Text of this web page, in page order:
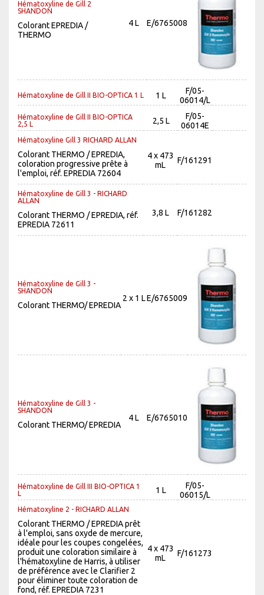
Hématoxyline de Gill 2
SHANDON
Colorant EPREDIA /
THERMO
4 L E/6765008
Hématoxyline de Gill II BIO-OPTICA 1 L 1 L
F/05-
06014/L
Hématoxyline de Gill II BIO-OPTICA
2,5 L
2,5 L
F/05-
06014E
Hématoxyline Gill 3 RICHARD ALLAN
Colorant THERMO / EPREDIA,
coloration progressive prête à
l'emploi, réf. EPREDIA 72604
4 x 473
mL
F/161291
Hématoxyline de Gill 3 - RICHARD
ALLAN
Colorant THERMO / EPREDIA, réf.
EPREDIA 72611
3,8 L F/161282
Hématoxyline de Gill 3 -
SHANDON
Colorant THERMO/ EPREDIA
2 x 1 LE/6765009
Hématoxyline de Gill 3 -
SHANDON
Colorant THERMO/ EPREDIA
4 L E/6765010
Hématoxyline de Gill III BIO-OPTICA 1
L
1 L
F/05-
06015/L
Hématoxyline 2 - RICHARD ALLAN
Colorant THERMO / EPREDIA prêt
à l'emploi, sans oxyde de mercure,
idéale pour les coupes congelées,
produit une coloration similaire à
l'hématoxyline de Harris, à utiliser
de préférence avec le Clarifier 2
pour éliminer toute coloration de
fond, réf. EPREDIA 7231
4 x 473
mL
F/161273